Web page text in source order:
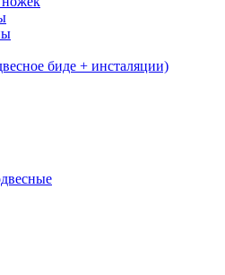
биде + инсталяции)